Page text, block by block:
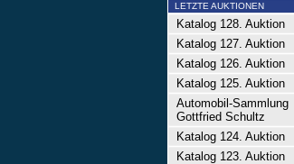
LETZTE AUKTIONEN
Katalog 128. Auktion
Katalog 127. Auktion
Katalog 126. Auktion
Katalog 125. Auktion
Automobil-Sammlung
Gottfried Schultz
Katalog 124. Auktion
Katalog 123. Auktion